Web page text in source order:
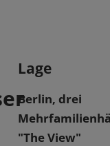
Lage
Berlin, drei
"The View"